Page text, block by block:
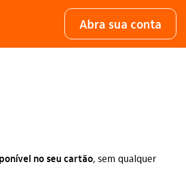
Abra sua conta
no seu cartão, sem qualquer